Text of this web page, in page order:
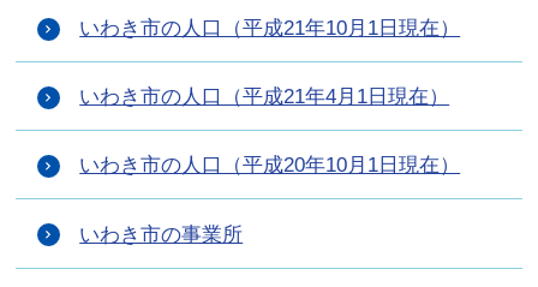
いわき市の人口（平成21年10月1日現在）
いわき市の人口（平成21年4月1日現在）
いわき市の人口（平成20年10月1日現在）
いわき市の事業所